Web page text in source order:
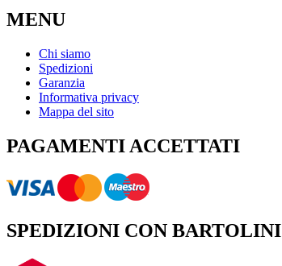
MENU
Chi siamo
Spedizioni
Garanzia
Informativa privacy
Mappa del sito
PAGAMENTI ACCETTATI
SPEDIZIONI CON BARTOLINI